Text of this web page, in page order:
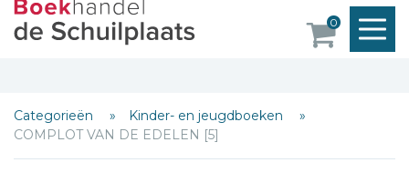
0
Categorieën
Kinder- en jeugdboeken
COMPLOT VAN DE EDELEN [5]